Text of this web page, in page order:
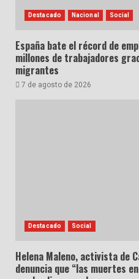
Destacado Nacional Social
España bate el récord de
millones de trabajadores
migrantes
7 de agosto de 2026
Destacado Social
Helena Maleno, activista de
denuncia que “las muertes